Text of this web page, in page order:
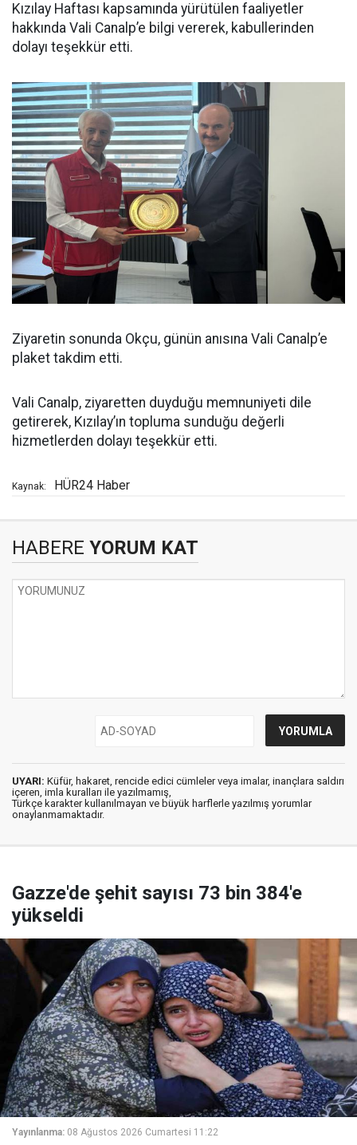
Kızılay Haftası kapsamında yürütülen faaliyetler
hakkında Vali Canalp’e bilgi vererek, kabullerinden
dolayı teşekkür etti.
Ziyaretin sonunda Okçu, günün anısına Vali Canalp’e
plaket takdim etti.
Vali Canalp, ziyaretten duyduğu memnuniyeti dile
getirerek, Kızılay’ın topluma sunduğu değerli
hizmetlerden dolayı teşekkür etti.
Kaynak: HÜR24 Haber
HABERE YORUM KAT
UYARI: Küfür, hakaret, rencide edici cümleler veya imalar, inançlara saldırı
içeren, imla kuralları ile yazılmamış,
Türkçe karakter kullanılmayan ve büyük harflerle yazılmış yorumlar
onaylanmamaktadır.
Gazze'de şehit sayısı 73 bin 384'e
yükseldi
Yayınlanma: 08 Ağustos 2026 Cumartesi 11:22